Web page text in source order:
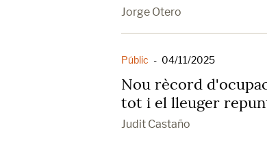
Jorge Otero
Públic - 04/11/2025
Nou rècord
tot i el lleuger
Judit Castaño